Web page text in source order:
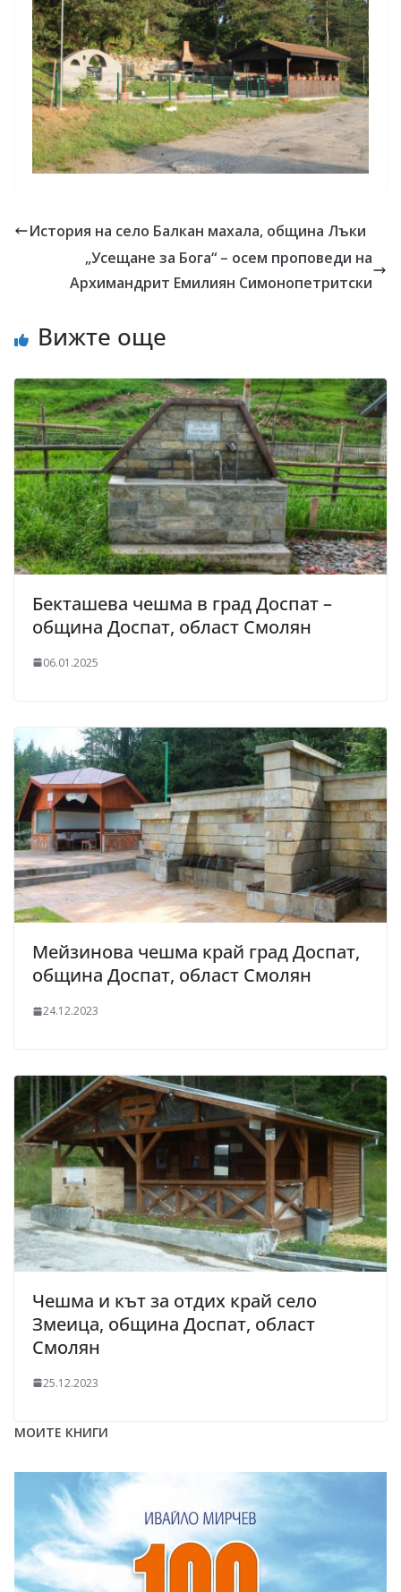
История на село Балкан махала, община Лъки
„Усещане за Бога“ – осем проповеди на
Архимандрит Емилиян Симонопетритски
Вижте още
Бекташева чешма в град Доспат –
община Доспат, област Смолян
06.01.2025
Мейзинова чешма край град Доспат,
община Доспат, област Смолян
24.12.2023
Чешма и кът за отдих край село
Змеица, община Доспат, област
Смолян
25.12.2023
МОИТЕ КНИГИ